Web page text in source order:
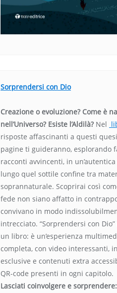
Sorprendersi con Dio
Creazione o evoluzione? Come è
nell’Universo? Esiste l’Aldilà? Nel
risposte affascinanti a questi
pagine ti guideranno, esplorando
racconti avvincenti, in
lungo quel sottile confine tra
soprannaturale. Scoprirai così
fede non siano affatto in
convivano in modo
intrecciato. “Sorprendersi con
un libro: è un’esperienza
completa, con video interessanti,
esclusive e contenuti extra
QR-code presenti in ogni capitolo.
Lasciati coinvolgere e